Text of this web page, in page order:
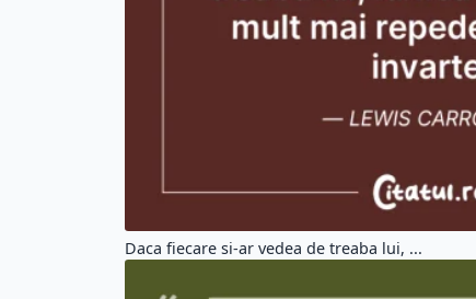
Daca fiecare si-ar vedea de treaba lui, ...